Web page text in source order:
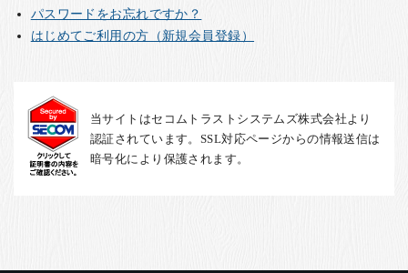
English
パスワードをお忘れですか？
はじめてご利用の方（新規会員登録）
当サイトはセコムトラストシステムズ株式会社より
認証されています。SSL対応ページからの情報送信は
暗号化により保護されます。